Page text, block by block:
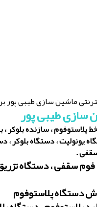
ماشین سازی طیبی پور
سازی طیبی پور
، سازنده بلوکر ،
، دستگاه بلوکر ،
.
سقفی ، دستگاه
دستگاه پلاستوفوم